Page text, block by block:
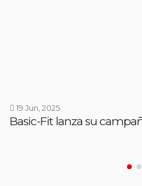
19 Jun, 2025
Basic-Fit lanza su